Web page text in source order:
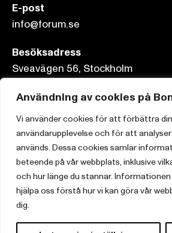
Användning av cookies på
Vi använder cookies för att förbättra din
användarupplevelse och för att
används. Dessa cookies samlar
beteende på vår webbplats, inklusive
och hur länge du stannar.
hjälpa oss förstå hur vi kan göra vår
dig.
E-post
info@forum.se
Besöksadress
Sveavägen 56, Stockholm
Postadress
Box 3159, 103 63 Stockholm
Om
Cookies
Integritetspolicy